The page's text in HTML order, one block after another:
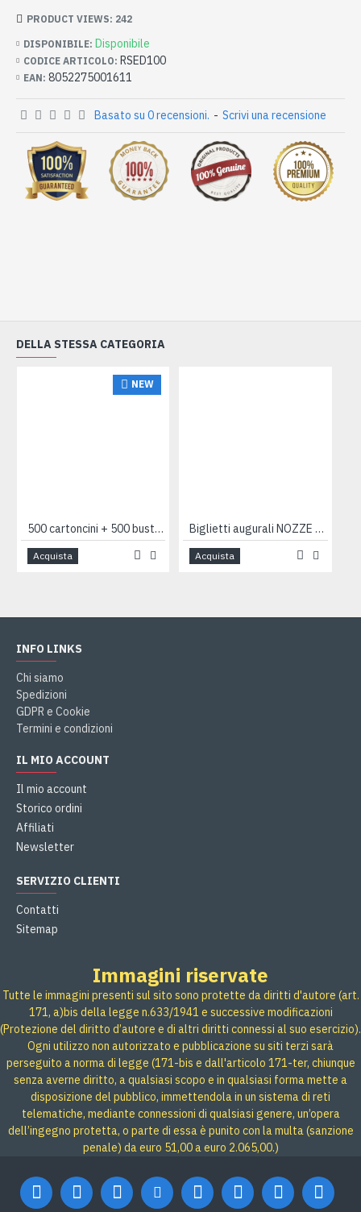
DISPONIBILE: Disponibile
CODICE ARTICOLO: RSED100
EAN: 8052275001611
PRODUCT VIEWS: 242
Basato su 0 recensioni. - Scrivi una recensione
DELLA STESSA CATEGORIA
NEW
500 cartoncini + 500 buste auguri expo mix
Acquista
Biglietti augurali NOZZE foglia oro 12pz
Acquista
INFO LINKS
Chi siamo
Spedizioni
GDPR e Cookie
Termini e condizioni
IL MIO ACCOUNT
Il mio account
Storico ordini
Affiliati
Newsletter
SERVIZIO CLIENTI
Contatti
Sitemap
Immagini riservate
Tutte le immagini presenti sul sito sono protette da diritti d'autore (art.
171, a)bis della legge n.633/1941 e successive modificazioni
(Protezione del diritto d’autore e di altri diritti connessi al suo esercizio).
Ogni utilizzo non autorizzato e pubblicazione su siti terzi sarà
perseguito a norma di legge (171-bis e dall'articolo 171-ter, chiunque
senza averne diritto, a qualsiasi scopo e in qualsiasi forma mette a
disposizione del pubblico, immettendola in un sistema di reti
telematiche, mediante connessioni di qualsiasi genere, un’opera
dell’ingegno protetta, o parte di essa è punito con la multa (sanzione
penale) da euro 51,00 a euro 2.065,00.)